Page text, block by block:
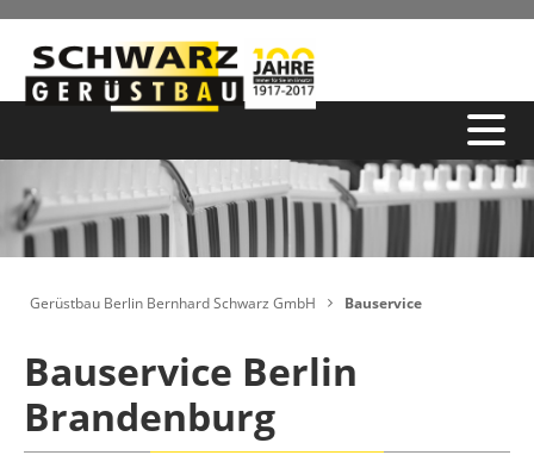
Gerüstbau Berlin Bernhard Schwarz GmbH Bauservice
Bauservice Berlin
Brandenburg